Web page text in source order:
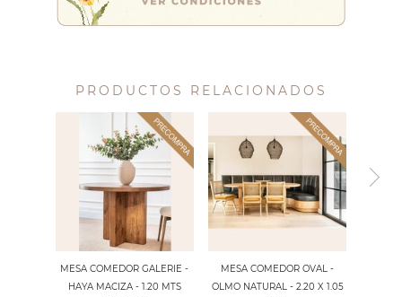
PRODUCTOS RELACIONADOS
MESA COMEDOR GALERIE -
HAYA MACIZA - 1.20 MTS
MESA COMEDOR OVAL -
OLMO NATURAL - 2.20 X 1.05